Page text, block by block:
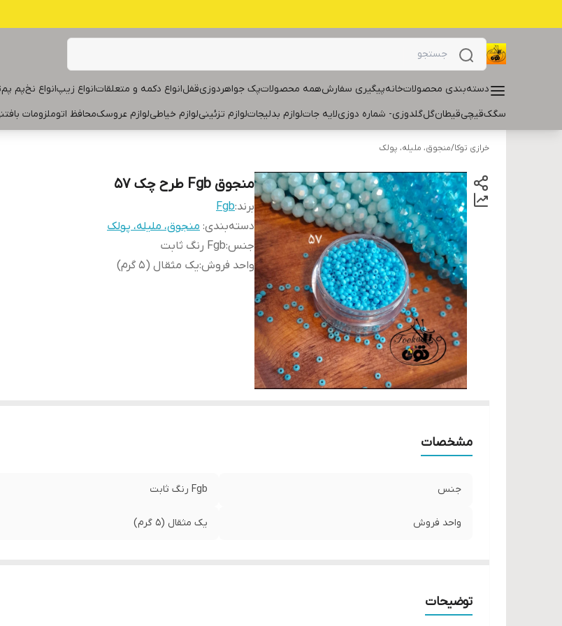
دسته‌بندی محصولاتخانهپیگیری سفارشهمه محصولاتپک جواهردوزیقفلانواع دکمه و متعلقاتانواع زیپانواع نخپم پم
سگکقیچیقیطانگلگلدوزی- شماره دوزیلایه جاتلوازم بدلیجاتلوازم تزئینیلوازم خیاطیلوازم عروسکمحافظ اتوملزومات
خرازی توکا/منجوق، ملیله، پولک
منجوق Fgb طرح چک ۵۷
برند:Fgb
دسته‌بندی: منجوق، ملیله، پولک
جنس:Fgb رنگ ثابت
واحد فروش:یک مثقال (۵ گرم)
مشخصات
جنس Fgb رنگ ثابت
واحد فروش یک مثقال (۵ گرم)
توضیحات